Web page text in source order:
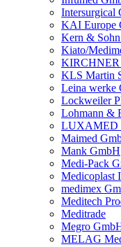
Intersurgical
KAI Europe
Kern &
Kiato/
KLS Martin
Leina werke
Lockweiler
Lohmann &
LUXAMED
Maimed
Mank GmbH
Medi-Pack
Medicoplast
medimex
Meditech
Meditrade
Megro
MELAG